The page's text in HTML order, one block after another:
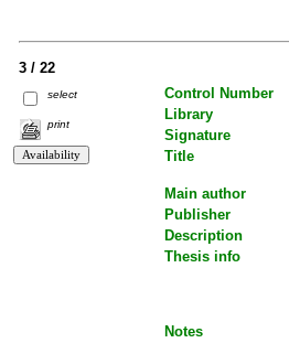
3 / 22
select
print
Control Number
Library
Signature
Title
Main author
Publisher
Description
Thesis info
Notes